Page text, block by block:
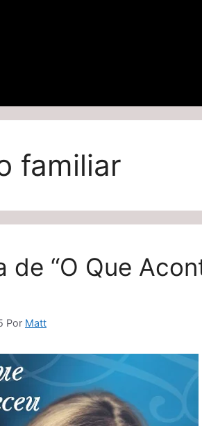
familiar
de “O Que
Por Matt